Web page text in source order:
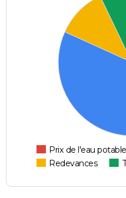
Prix de l'eau potable
Redevances